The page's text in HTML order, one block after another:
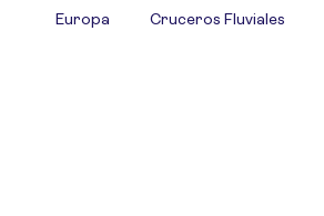
Europa Cruceros Fluviales